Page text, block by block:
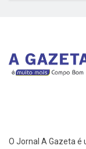
O Jornal A Gazeta é